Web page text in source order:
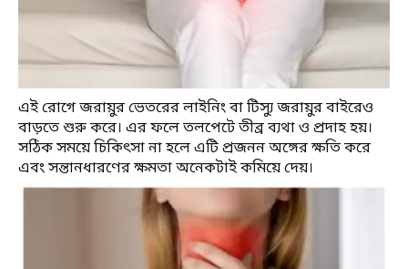
এই রোগে জরায়ুর ভেতরের লাইনিং বা টিস্যু জরায়ুর বাইরেও
বাড়তে শুরু করে। এর ফলে তলপেটে তীব্র ব্যথা ও প্রদাহ হয়।
সঠিক সময়ে চিকিৎসা না হলে এটি প্রজনন অঙ্গের ক্ষতি করে
এবং সন্তানধারণের ক্ষমতা অনেকটাই কমিয়ে দেয়।